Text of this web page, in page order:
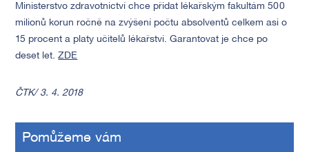
Ministerstvo zdravotnictví chce přidat lékařským fakultám 500
milionů korun ročně na zvýšení počtu absolventů celkem asi o
15 procent a platy učitelů lékařství. Garantovat je chce po
deset let.ZDE
ČTK/ 3. 4. 2018
Pomůžeme vám